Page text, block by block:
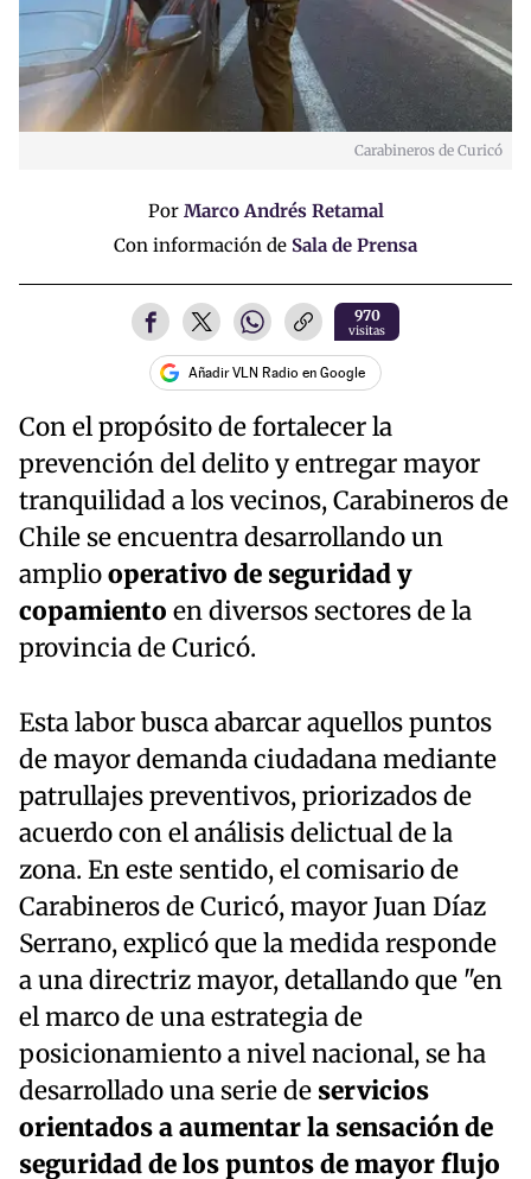
Carabineros de Curicó
Por Marco Andrés Retamal
Con información de Sala de Prensa
970
visitas
Añadir VLN Radio en Google
Con el propósito de fortalecer la
prevención del delito y entregar mayor
tranquilidad a los vecinos, Carabineros de
Chile se encuentra desarrollando un
ampliooperativo de seguridad y
copamiento en diversos sectores de la
provincia de Curicó.
Esta labor busca abarcar aquellos puntos
de mayor demanda ciudadana mediante
patrullajes preventivos, priorizados de
acuerdo con el análisis delictual de la
zona. En este sentido, el comisario de
Carabineros de Curicó, mayor Juan Díaz
Serrano, explicó que la medida responde
a una directriz mayor, detallando que "en
el marco de una estrategia de
posicionamiento a nivel nacional, se ha
desarrollado una serie de servicios
orientados a aumentar la sensación de
seguridad de los puntos de mayor flujo